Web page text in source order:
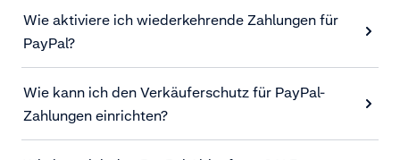
Wie aktiviere ich wiederkehrende Zahlungen für
PayPal?
Wie kann ich den Verkäuferschutz für PayPal-
Zahlungen einrichten?